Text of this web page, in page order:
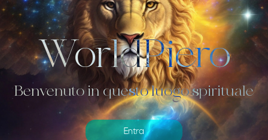
WorldPiero
Benvenuto in questo luogo spirituale
Entra